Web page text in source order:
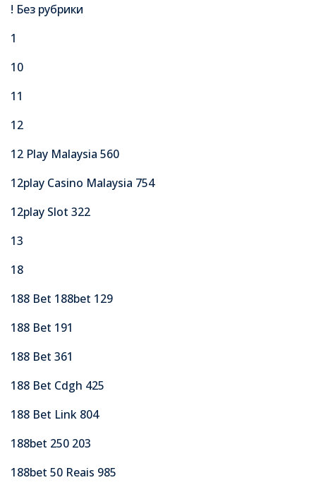
! Без рубрики
1
10
11
12
12 Play Malaysia 560
12play Casino Malaysia 754
12play Slot 322
13
18
188 Bet 188bet 129
188 Bet 191
188 Bet 361
188 Bet Cdgh 425
188 Bet Link 804
188bet 250 203
188bet 50 Reais 985